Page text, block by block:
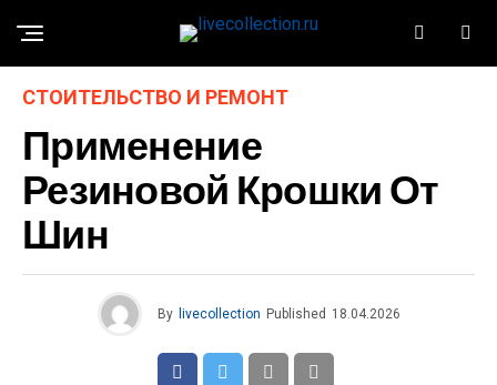
СТОИТЕЛЬСТВО И РЕМОНТ
Применение
Резиновой Крошки От
Шин
By livecollection Published 18.04.2026